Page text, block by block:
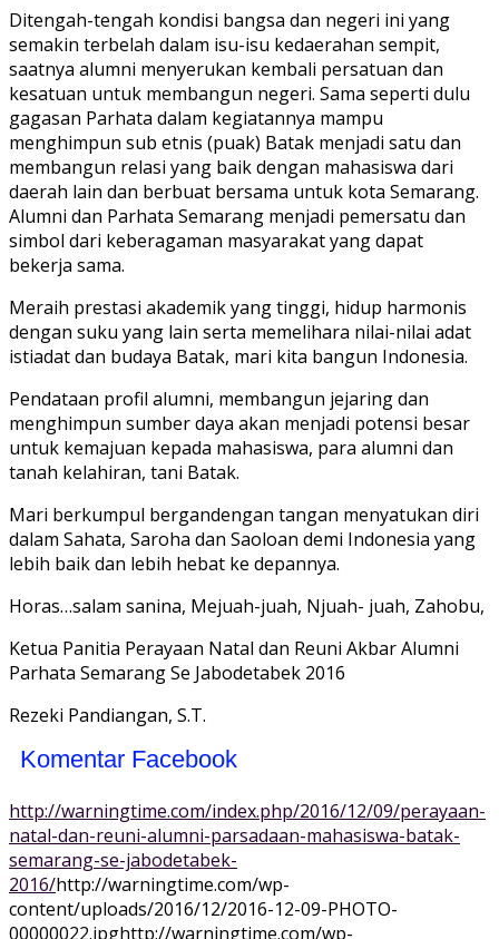
Ditengah-tengah kondisi bangsa dan negeri ini yang
semakin terbelah dalam isu-isu kedaerahan sempit,
saatnya alumni menyerukan kembali persatuan dan
kesatuan untuk membangun negeri. Sama seperti dulu
gagasan Parhata dalam kegiatannya mampu
menghimpun sub etnis (puak) Batak menjadi satu dan
membangun relasi yang baik dengan mahasiswa dari
daerah lain dan berbuat bersama untuk kota Semarang.
Alumni dan Parhata Semarang menjadi pemersatu dan
simbol dari keberagaman masyarakat yang dapat
bekerja sama.
Meraih prestasi akademik yang tinggi, hidup harmonis
dengan suku yang lain serta memelihara nilai-nilai adat
istiadat dan budaya Batak, mari kita bangun Indonesia.
Pendataan profil alumni, membangun jejaring dan
menghimpun sumber daya akan menjadi potensi besar
untuk kemajuan kepada mahasiswa, para alumni dan
tanah kelahiran, tani Batak.
Mari berkumpul bergandengan tangan menyatukan diri
dalam Sahata, Saroha dan Saoloan demi Indonesia yang
lebih baik dan lebih hebat ke depannya.
Horas…salam sanina, Mejuah-juah, Njuah- juah, Zahobu,
Ketua Panitia Perayaan Natal dan Reuni Akbar Alumni
Parhata Semarang Se Jabodetabek 2016
Rezeki Pandiangan, S.T.
Komentar Facebook
http://warningtime.com/index.php/2016/12/09/perayaan-
natal-dan-reuni-alumni-parsadaan-mahasiswa-batak-
semarang-se-jabodetabek-
2016/http://warningtime.com/wp-
content/uploads/2016/12/2016-12-09-PHOTO-
00000022.jpghttp://warningtime.com/wp-